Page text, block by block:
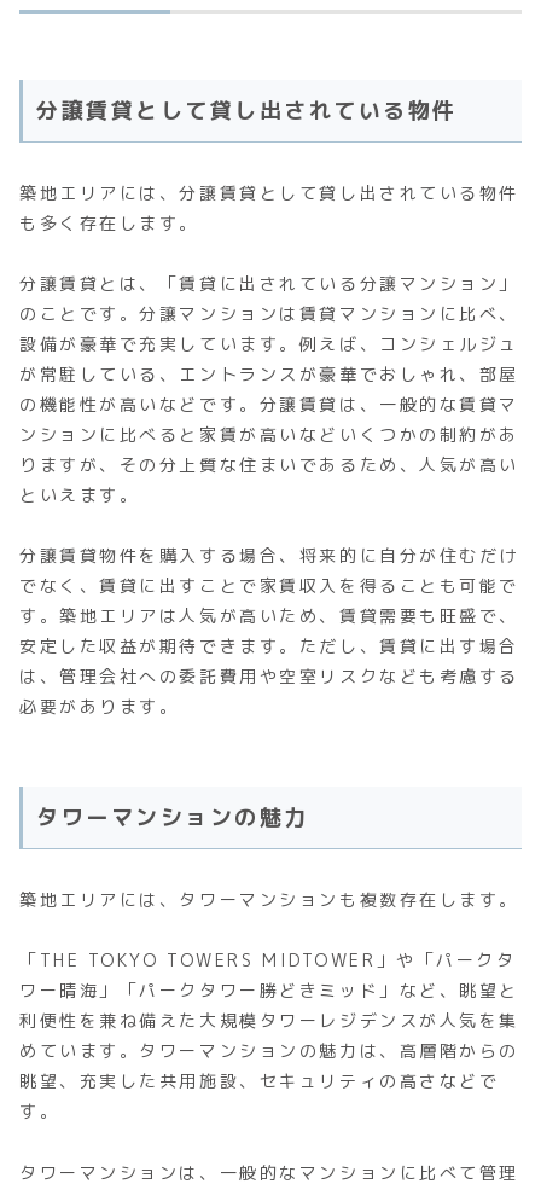
分譲賃貸として貸し出されている物件
築地エリアには、分譲賃貸として貸し出されている物件
も多く存在します。
分譲賃貸とは、「賃貸に出されている分譲マンション」
のことです。分譲マンションは賃貸マンションに比べ、
設備が豪華で充実しています。例えば、コンシェルジュ
が常駐している、エントランスが豪華でおしゃれ、部屋
の機能性が高いなどです。分譲賃貸は、一般的な賃貸マ
ンションに比べると家賃が高いなどいくつかの制約があ
りますが、その分上質な住まいであるため、人気が高い
といえます。
分譲賃貸物件を購入する場合、将来的に自分が住むだけ
でなく、賃貸に出すことで家賃収入を得ることも可能で
す。築地エリアは人気が高いため、賃貸需要も旺盛で、
安定した収益が期待できます。ただし、賃貸に出す場合
は、管理会社への委託費用や空室リスクなども考慮する
必要があります。
タワーマンションの魅力
築地エリアには、タワーマンションも複数存在します。
「THE TOKYO TOWERS MIDTOWER」や「パークタ
ワー晴海」「パークタワー勝どきミッド」など、眺望と
利便性を兼ね備えた大規模タワーレジデンスが人気を集
めています。タワーマンションの魅力は、高層階からの
眺望、充実した共用施設、セキュリティの高さなどで
す。
タワーマンションは、一般的なマンションに比べて管理